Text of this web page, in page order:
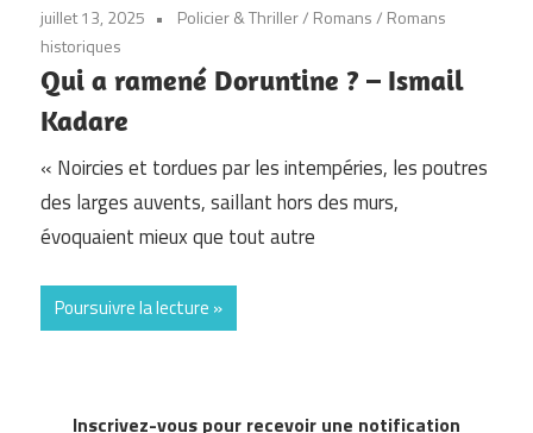
juillet 13, 2025 Policier & Thriller/ Romans/ Romans
historiques
Qui a ramené Doruntine ? – Ismail
Kadare
« Noircies et tordues par les intempéries, les poutres
des larges auvents, saillant hors des murs,
évoquaient mieux que tout autre
Poursuivre la lecture
Inscrivez-vous pour recevoir une notification